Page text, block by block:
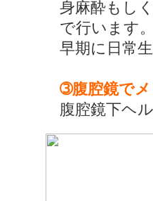
身麻酔もし
で行います
早期に日常
➂腹腔鏡で
腹腔鏡下ヘ